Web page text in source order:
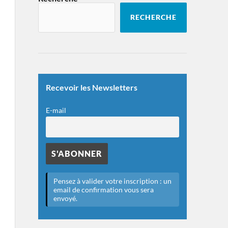
RECHERCHE
Recevoir les Newsletters
E-mail